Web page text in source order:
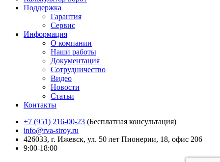
Поддержка
Гарантия
Сервис
Информация
О компании
Наши работы
Документация
Сотрудничество
Видео
Новости
Статьи
Контакты
+7 (951) 216-00-23 (Бесплатная консультация)
info@rva-stroy.ru
426033, г. Ижевск, ул. 50 лет Пионерии, 18, офис 206
9:00-18:00